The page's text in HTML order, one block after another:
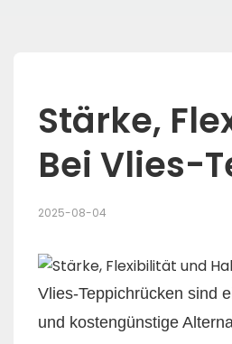
Stärke,
Bei Vlies-
2025-08-04
Vlies-Teppichrücken sind
und kostengünstige